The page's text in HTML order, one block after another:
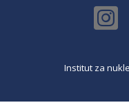
Institut za